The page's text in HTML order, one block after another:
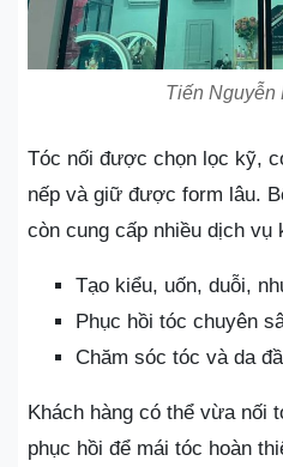
Tiến Nguyễn
Tóc nối được chọn lọc kỹ,
nếp và giữ được form lâu.
còn cung cấp nhiều dịch vụ
Tạo kiểu, uốn, duỗi,
Phục hồi tóc chuyên
Chăm sóc tóc và da
Khách hàng có thể vừa nối
phục hồi để mái tóc hoàn